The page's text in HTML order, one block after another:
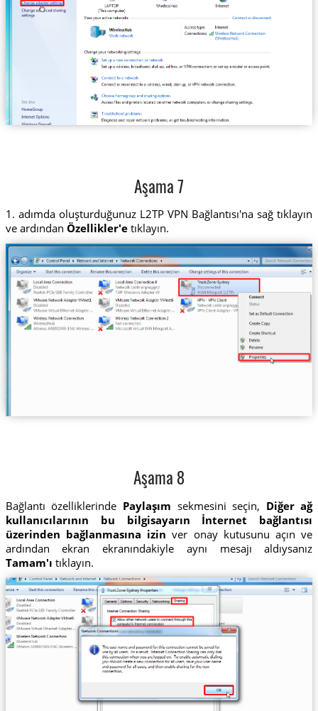
Aşama 7
1. adımda oluşturduğunuz L2TP VPN Bağlantısı'na sağ tıklayın
ve ardından Özellikler'etıklayın.
Aşama 8
Bağlantı özelliklerinde Paylaşım sekmesini seçin, Diğer ağ
kullanıcılarının bu bilgisayarın İnternet bağlantısı
üzerinden bağlanmasına izin ver onay kutusunu açın ve
ardından ekran ekranındakiyle aynı mesajı aldıysanız
Tamam'ı tıklayın.